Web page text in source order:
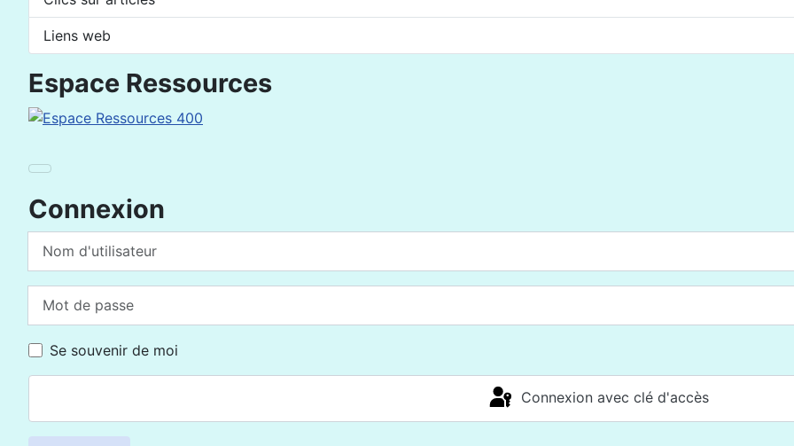
Espace Ressources
Connexion
Se souvenir de moi
Connexion avec clé d'accès
Liens web